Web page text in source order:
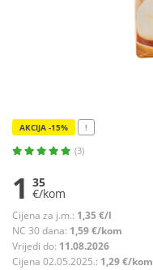
AKCIJA -15% !
(3)
1 35
€/kom
Cijena za j.m.: 1,35 €/l
NC 30 dana: 1,59 €/kom
Vrijedi do: 11.08.2026
Cijena 02.05.2025.: 1,29 €/kom